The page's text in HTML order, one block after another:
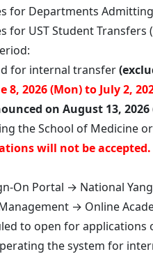
for Departments
for UST Student Transfers (
for internal transfer
8, 2026 (Mon) to July 2,
on August 13, 2026
the School of Medicine
will not be accepted.
On Portal → National
→ Online
to open for applications
the system for